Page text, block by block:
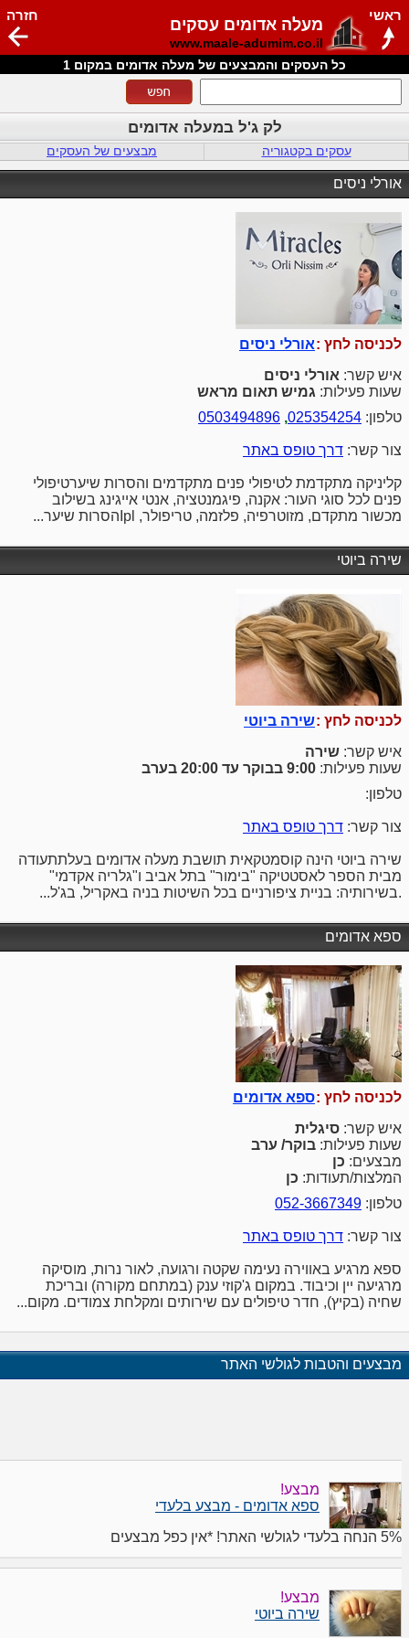
מעלה אדומים עסקים
www.maale-adumim.co.il
חזרה ראשי
כל העסקים והמבצעים של מעלה אדומים במקום 1
לק ג'ל במעלה אדומים
עסקים בקטגוריה מבצעים של העסקים
אורלי ניסים
לכניסה לחץ :אורלי ניסים
איש קשר: אורלי ניסים
שעות פעילות: גמיש תאום מראש
טלפון: 025354254
,
0503494896
צור קשר: דרך טופס באתר
קליניקה מתקדמת לטיפולי פנים מתקדמים והסרות שיערטיפולי
פנים לכל סוגי העור: אקנה, פיגמנטציה, אנטי אייגינג בשילוב
מכשור מתקדם, מזוטרפיה, פלזמה, טריפולר, Iplהסרות שיער...
שירה ביוטי
לכניסה לחץ :שירה ביוטי
איש קשר: שירה
שעות פעילות: 9:00 בבוקר עד 20:00 בערב
טלפון:
צור קשר: דרך טופס באתר
שירה ביוטי הינה קוסמטקאית תושבת מעלה אדומים בעלתתעודה
מבית הספר לאסטטיקה "בימור" בתל אביב ו"גלריה אקדמי"
.בשירותיה: בניית ציפורניים בכל השיטות בניה באקריל, בג'ל...
ספא אדומים
לכניסה לחץ :ספא אדומים
איש קשר: סיגלית
שעות פעילות: בוקר/ ערב
מבצעים: כן
המלצות/תעודות: כן
טלפון: 052-3667349
צור קשר: דרך טופס באתר
ספא מרגיע באווירה נעימה שקטה ורגועה, לאור נרות, מוסיקה
מרגיעה יין וכיבוד. במקום ג'קוזי ענק (במתחם מקורה) ובריכת
שחיה (בקיץ), חדר טיפולים עם שירותים ומקלחת צמודים. מקום...
מבצעים והטבות לגולשי האתר
מבצע!
ספא אדומים - מבצע בלעדי
5% הנחה בלעדי לגולשי האתר! *אין כפל מבצעים
מבצע!
שירה ביוטי